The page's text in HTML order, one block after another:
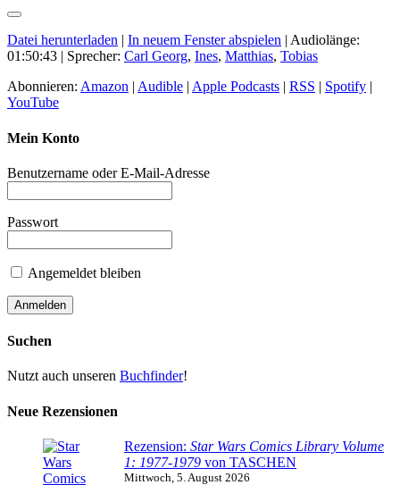
Datei herunterladen | In neuem Fenster abspielen | Audiolänge:
01:50:43 | Sprecher: Carl Georg, Ines, Matthias, Tobias
Abonnieren: Amazon | Audible | Apple Podcasts | RSS | Spotify |
YouTube
Mein Konto
Benutzername oder E-Mail-Adresse
Passwort
Angemeldet bleiben
Suchen
Nutzt auch unseren Buchfinder!
Neue Rezensionen
Rezension: Star Wars Comics Library Volume
1: 1977-1979 von TASCHEN
Mittwoch, 5. August 2026